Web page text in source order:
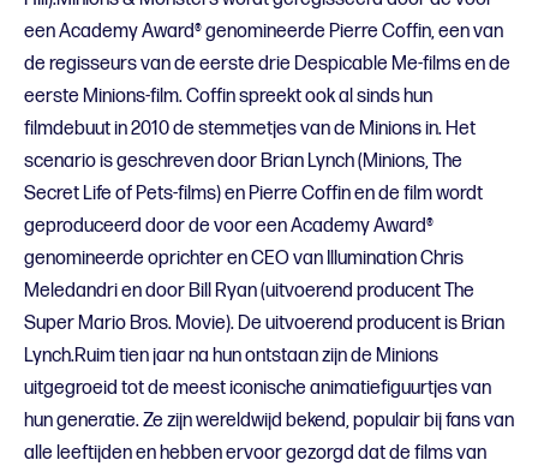
een Academy Award® genomineerde Pierre Coffin, een van
de regisseurs van de eerste drie Despicable Me-films en de
eerste Minions-film. Coffin spreekt ook al sinds hun
filmdebuut in 2010 de stemmetjes van de Minions in. Het
scenario is geschreven door Brian Lynch (Minions, The
Secret Life of Pets-films) en Pierre Coffin en de film wordt
geproduceerd door de voor een Academy Award®
genomineerde oprichter en CEO van Illumination Chris
Meledandri en door Bill Ryan (uitvoerend producent The
Super Mario Bros. Movie). De uitvoerend producent is Brian
Lynch.Ruim tien jaar na hun ontstaan zijn de Minions
uitgegroeid tot de meest iconische animatiefiguurtjes van
hun generatie. Ze zijn wereldwijd bekend, populair bij fans van
alle leeftijden en hebben ervoor gezorgd dat de films van